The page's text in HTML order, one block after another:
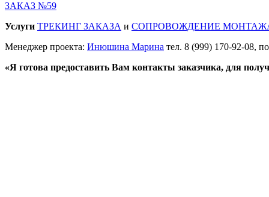
ЗАКАЗ №59
Услуги ТРЕКИНГ ЗАКАЗА и СОПРОВОЖДЕНИЕ
Менеджер проекта: Инюшина Марина тел. 8 (999) 170-92-08,
«Я готова предоставить Вам контакты заказчика, для